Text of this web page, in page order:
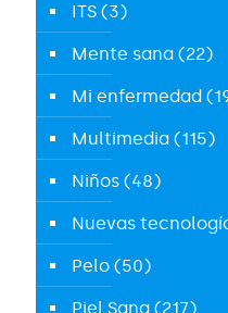
ITS (3)
Mente sana (22)
Mi enfermedad
Multimedia (115)
Niños (48)
Nuevas
Pelo (50)
Piel Sana (217)